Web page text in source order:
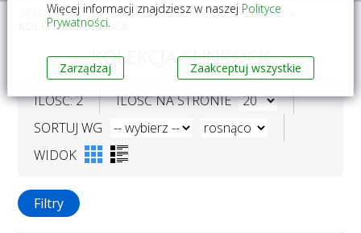
STRONA GŁÓWNA PŁYTKI
PŁYTKI GRESOWE
KOLEKCJA SUNROCK
KOLEKCJA SUNROCK
ILOŚĆ: 2
ILOŚĆ NA STRONIE
SORTUJ WG
WIDOK
Filtry
Więcej informacji znajdziesz w naszej Polityce
Prywatności.
Zarządzaj Zaakceptuj wszystkie